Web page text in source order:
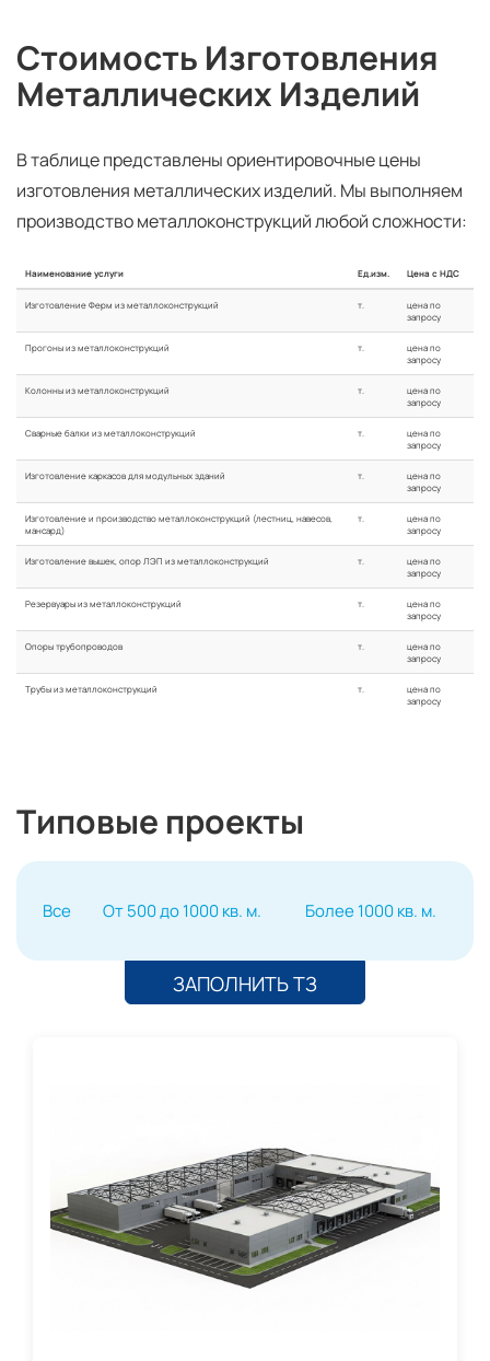
Стоимость Изготовления
Металлических Изделий
В таблице представлены ориентировочные цены
изготовления металлических изделий. Мы выполняем
производство металлоконструкций любой сложности:
Наименование услуги Ед.изм. Цена с НДС
Изготовление Ферм из металлоконструкций т.
цена по
запросу
Прогоны из металлоконструкций т.
цена по
запросу
Колонны из металлоконструкций т.
цена по
запросу
Сварные балки из металлоконструкций т.
цена по
запросу
Изготовление каркасов для модульных зданий т.
цена по
запросу
Изготовление и производство металлоконструкций (лестниц, навесов,
мансард)
т.
цена по
запросу
Изготовление вышек, опор ЛЭП из металлоконструкций т.
цена по
запросу
Резервуары из металлоконструкций т.
цена по
запросу
Опоры трубопроводов т.
цена по
запросу
Трубы из металлоконструкций т.
цена по
запросу
Типовые проекты
Все От 500 до 1000 кв. м. Более 1000 кв. м.
ЗАПОЛНИТЬ ТЗ